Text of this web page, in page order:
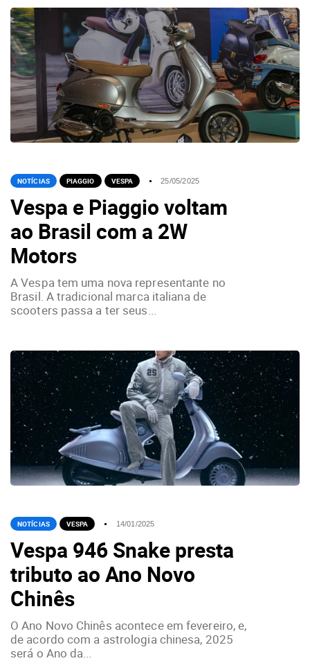
NOTÍCIAS PIAGGIO VESPA 25/05/2025
Vespa e Piaggio voltam
ao Brasil com a 2W
Motors
A Vespa tem uma nova representante no
Brasil. A tradicional marca italiana de
scooters passa a ter seus...
NOTÍCIAS VESPA 14/01/2025
Vespa 946 Snake presta
tributo ao Ano Novo
Chinês
O Ano Novo Chinês acontece em fevereiro, e,
de acordo com a astrologia chinesa, 2025
será o Ano da...